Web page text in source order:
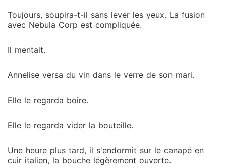
Toujours, soupira-t-il sans lever les yeux. La fusion
avec Nebula Corp est compliquée.
Il mentait.
Annelise versa du vin dans le verre de son mari.
Elle le regarda boire.
Elle le regarda vider la bouteille.
Une heure plus tard, il s'endormit sur le canapé en
cuir italien, la bouche légèrement ouverte.